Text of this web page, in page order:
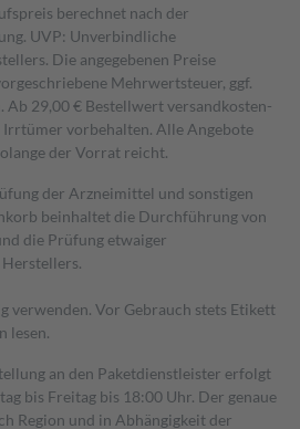
berechnet nach der
UVP: Unverbindliche
Die angegebenen Preise
Mehrwertsteuer, ggf.
Ab 29,00 € Bestell­wert versand­kosten­
vorbehalten. Alle Angebote
der Vorrat reicht.
der Arzneimittel und sonstigen
beinhaltet die Durchführung von
die Prüfung etwaiger
verwenden. Vor Gebrauch stets Etikett
lesen.
an den Paketdienstleister erfolgt
bis Freitag bis 18:00 Uhr. Der genaue
Region und in Abhängigkeit der